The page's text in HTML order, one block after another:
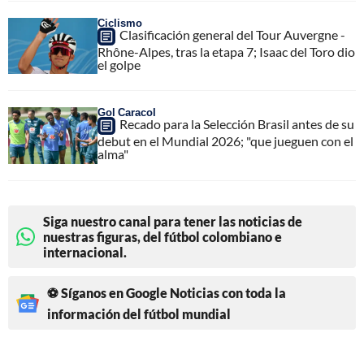
Ciclismo
Clasificación general del Tour Auvergne -
Rhône-Alpes, tras la etapa 7; Isaac del Toro dio
el golpe
Gol Caracol
Recado para la Selección Brasil antes de su
debut en el Mundial 2026; "que jueguen con el
alma"
Siga nuestro canal para tener las noticias de
nuestras figuras, del fútbol colombiano e
internacional.
⚽ Síganos en Google Noticias con toda la
información del fútbol mundial